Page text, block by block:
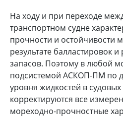
На ходу и при переходе
транспортном судне
прочности и остойчивости
результате балластировок
запасов. Поэтому в любой
подсистемой АСКОП-ПМ по
уровня жидкостей в судовых
корректируются все
мореходно-прочностные